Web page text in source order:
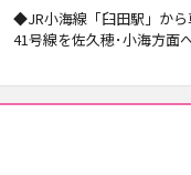
◆JR小海線「臼田駅」か
41号線を佐久穂･小海方面